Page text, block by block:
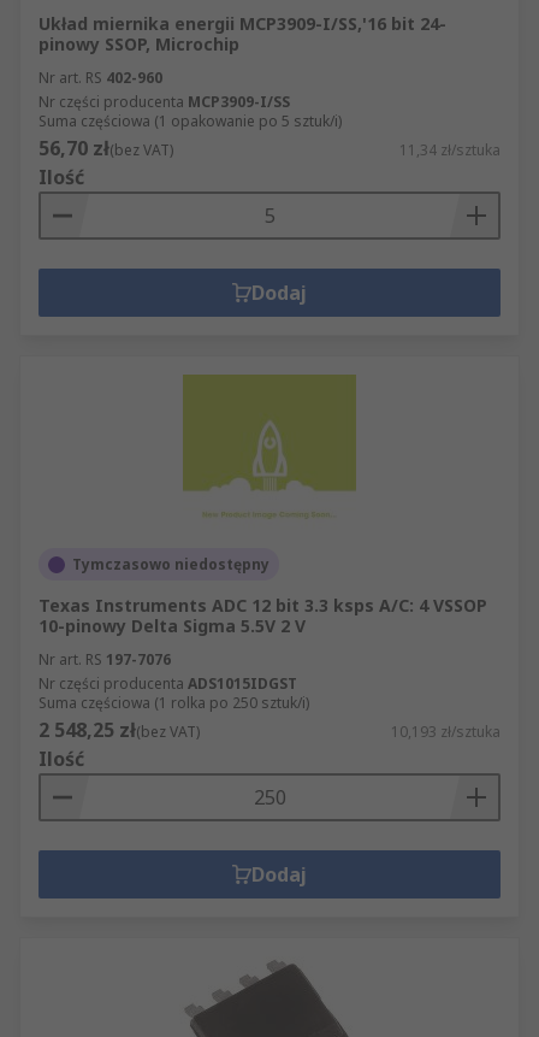
Układ miernika energii MCP3909-I/SS,'16 bit 24-
pinowy SSOP, Microchip
Nr art. RS 402-960
Nr części producenta MCP3909-I/SS
Suma częściowa (1 opakowanie po 5 sztuk/i)
56,70 zł(bez VAT) 11,34 zł/sztuka
Ilość
Dodaj
Tymczasowo niedostępny
Texas Instruments ADC 12 bit 3.3 ksps A/C: 4 VSSOP
10-pinowy Delta Sigma 5.5V 2 V
Nr art. RS 197-7076
Nr części producenta ADS1015IDGST
Suma częściowa (1 rolka po 250 sztuk/i)
2 548,25 zł(bez VAT) 10,193 zł/sztuka
Ilość
Dodaj